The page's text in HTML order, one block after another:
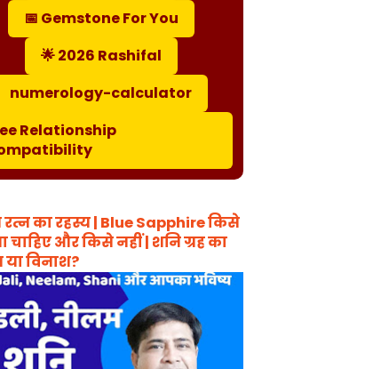
📅 Gemstone For You
🌟 2026 Rashifal
numerology-calculator
Relationship
का रहस्य | Blue Sapphire किसे
चाहिए और किसे नहीं | शनि ग्रह का
या विनाश?